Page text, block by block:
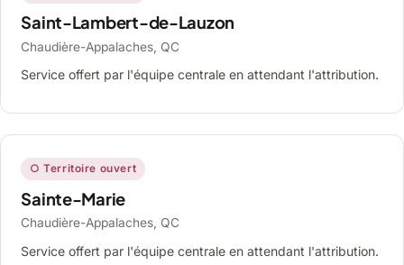
Saint-Lambert-de-Lauzon
Chaudière-Appalaches, QC
Service offert par l'équipe centrale en attendant l'attribution.
○ Territoire ouvert
Sainte-Marie
Chaudière-Appalaches, QC
Service offert par l'équipe centrale en attendant l'attribution.